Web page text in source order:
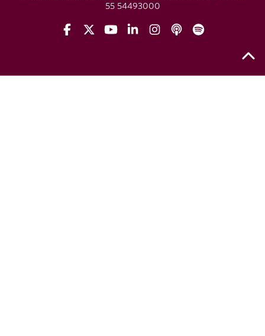
55 54493000